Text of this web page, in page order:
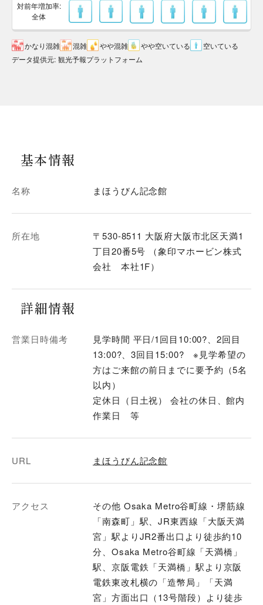
対前年増加率:
全体
かなり混雑 混雑 やや混雑 やや空いている
空いている
データ提供元: 観光予報プラットフォーム
基本情報
名称 まほうびん記念館
所在地
〒530-8511 大阪府大阪市北区天満1
丁目20番5号 （象印マホービン株式
会社 本社1F）
詳細情報
営業日時備考
見学時間 平日/1回目10:00?、2回目
13:00?、3回目15:00? ※見学希望の
方はご来館の前日までに要予約（5名
以内）
定休日（日土祝） 会社の休日、館内
作業日 等
URL まほうびん記念館
アクセス
その他 Osaka Metro谷町線・堺筋線
「南森町」駅、JR東西線「大阪天満
宮」駅よりJR2番出口より徒歩約10
分、Osaka Metro谷町線「天満橋」
駅、京阪電鉄「天満橋」駅より京阪
電鉄東改札横の「造幣局」「天満
宮」方面出口（13号階段）より徒歩